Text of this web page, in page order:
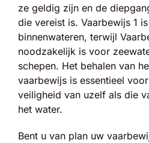
ze geldig zijn en de
die vereist is. Vaarbewijs 1
binnenwateren, terwijl
noodzakelijk is voor
schepen. Het behalen van
vaarbewijs is essentieel
veiligheid van uzelf als die
het water.
Bent u van plan uw